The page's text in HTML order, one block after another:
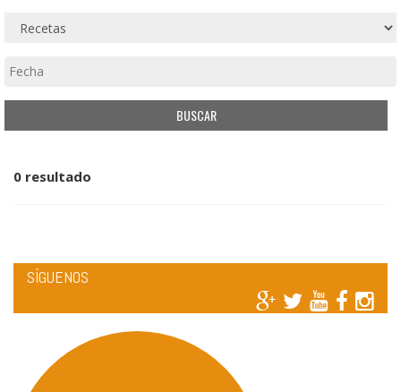
0 resultado
SÍGUENOS